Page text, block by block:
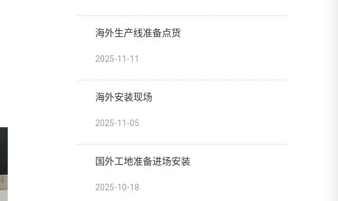
海外生产线准备点货
2025-11-11
海外安装现场
2025-11-05
国外工地准备进场安装
2025-10-18